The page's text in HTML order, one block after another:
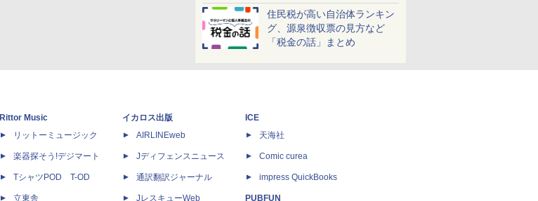
しよう！
住民税が高い自治体ランキン
グ、源泉徴収票の見方など
「税金の話」まとめ
Rittor Music
リットーミュージック
楽器探そう!デジマート
TシャツPOD T-OD
立東舎
イカロス出版
AIRLINEweb
Jディフェンスニュース
通訳翻訳ジャーナル
JレスキューWeb
ICE
天海社
Comic curea
impress QuickBooks
PUBFUN